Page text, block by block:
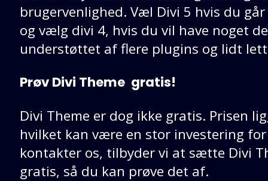
brugervenlighed. Væl Divi 5 hvis du
og vælg divi 4, hvis du vil have noget
understøttet af flere plugins og lidt
Prøv Divi Theme gratis!
Divi Theme er dog ikke gratis. Prisen
hvilket kan være en stor investering
kontakter os, tilbyder vi at sætte Divi
gratis, så du kan prøve det af.